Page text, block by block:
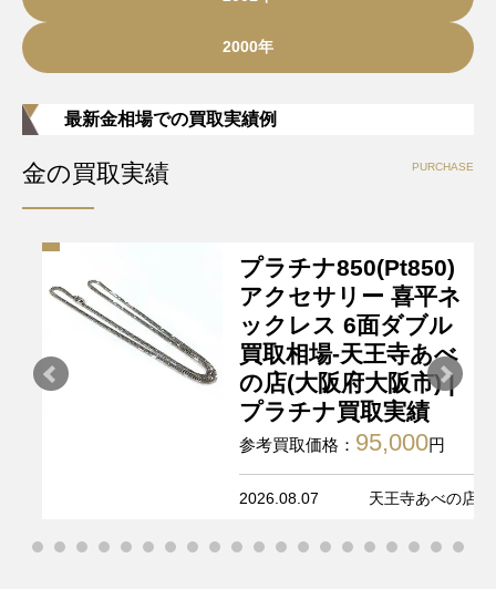
2000年
最新金相場での買取実績例
金の買取実績 PURCHASE
プラチナ850(Pt850)
アクセサリー 喜平ネ
ックレス 6面ダブル
買取相場-天王寺あべ
の店(大阪府大阪市) |
プラチナ買取実績
参考買取価格： 95,000円
2026.08.07 天王寺あべの店